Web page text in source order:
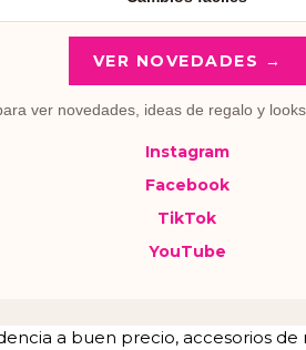
VER NOVEDADES →
ver novedades, ideas de regalo y
Instagram
Facebook
TikTok
YouTube
a buen precio, accesorios